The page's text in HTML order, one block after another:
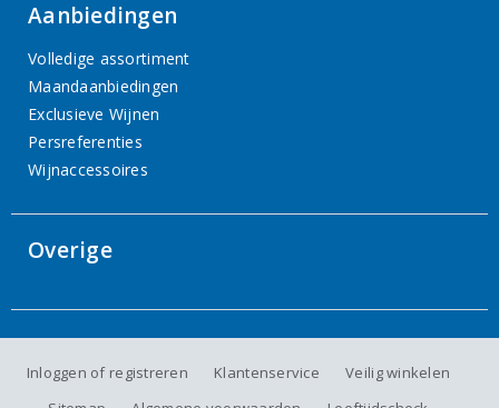
Aanbiedingen
Volledige assortiment
Maandaanbiedingen
Exclusieve Wijnen
Persreferenties
Wijnaccessoires
Overige
Inloggen of registreren Klantenservice
Veilig winkelen